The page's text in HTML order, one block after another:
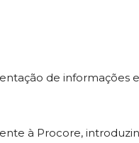
de informações
à Procore,